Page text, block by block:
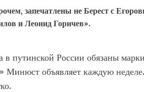
запечатлены не Берест с
и Леонид Горичев».
путинской России обязаны
Минюст объявляет каждую